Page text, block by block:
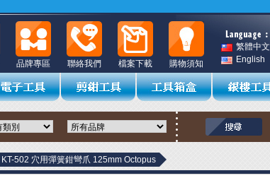
繁體中文
English
購物須知
檔案下載
聯絡我們
品牌專區
KT-502 穴用彈簧鉗彎爪 125mm Octopus